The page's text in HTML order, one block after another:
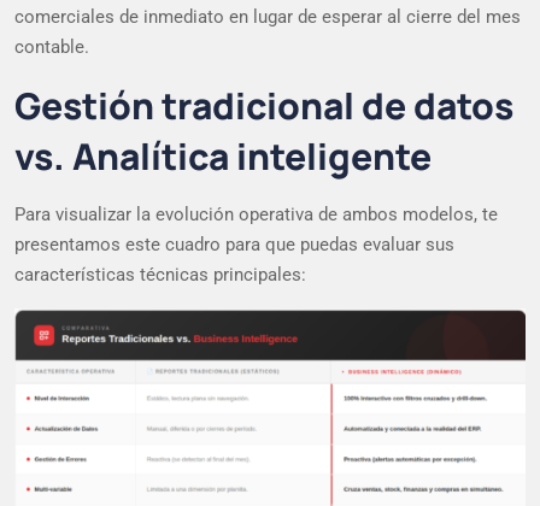
comerciales de inmediato en lugar de esperar al cierre del mes
contable.
Gestión tradicional de datos
vs. Analítica inteligente
Para visualizar la evolución operativa de ambos modelos, te
presentamos este cuadro para que puedas evaluar sus
características técnicas principales: